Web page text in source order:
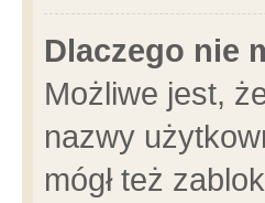
Dlaczego nie
Możliwe jest,
nazwy
mógł też